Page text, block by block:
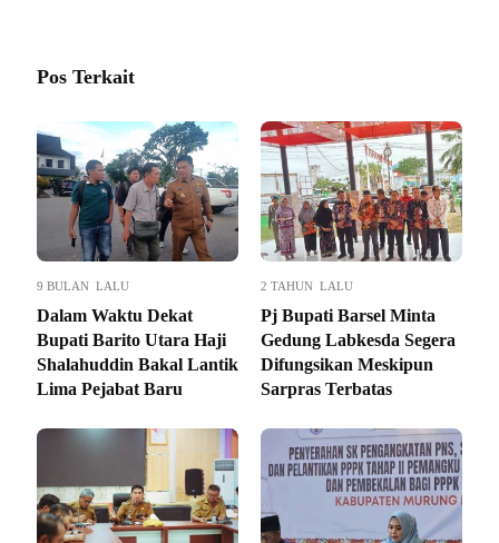
Pos Terkait
9 BULAN LALU
Dalam Waktu Dekat
Bupati Barito Utara Haji
Shalahuddin Bakal Lantik
Lima Pejabat Baru
2 TAHUN LALU
Pj Bupati Barsel Minta
Gedung Labkesda Segera
Difungsikan Meskipun
Sarpras Terbatas